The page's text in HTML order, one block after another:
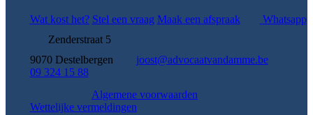
Wat kost het? Stel een vraag Maak een afspraak
Whatsapp
Zenderstraat 5
9070 Destelbergen
joost@advocaatvandamme.be
09 324 15 88
Algemene voorwaarden
Wettelijke vermeldingen